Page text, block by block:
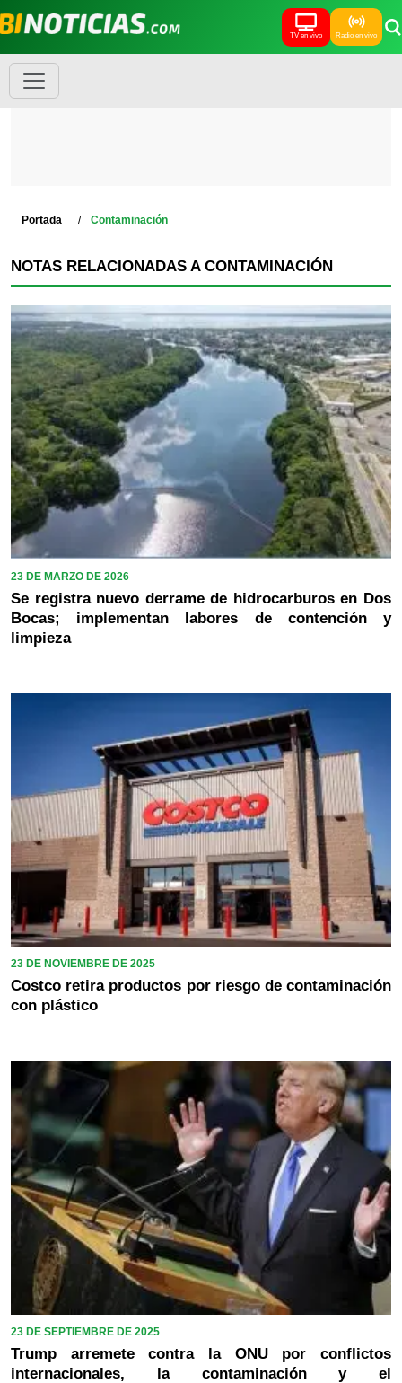
TV en vivo Radio en vivo
Portada Contaminación
NOTAS RELACIONADAS A CONTAMINACIÓN
23 DE MARZO DE 2026
Se registra nuevo derrame de hidrocarburos en Dos
Bocas; implementan labores de contención y
limpieza
23 DE NOVIEMBRE DE 2025
Costco retira productos por riesgo de contaminación
con plástico
23 DE SEPTIEMBRE DE 2025
Trump arremete contra la ONU por conflictos
internacionales, la contaminación y el